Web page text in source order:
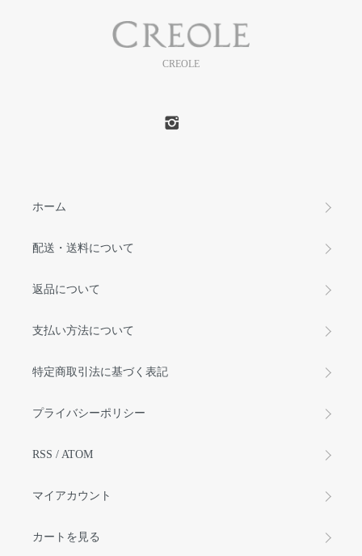
CREOLE
ホーム
配送・送料について
返品について
支払い方法について
特定商取引法に基づく表記
プライバシーポリシー
RSS / ATOM
マイアカウント
カートを見る